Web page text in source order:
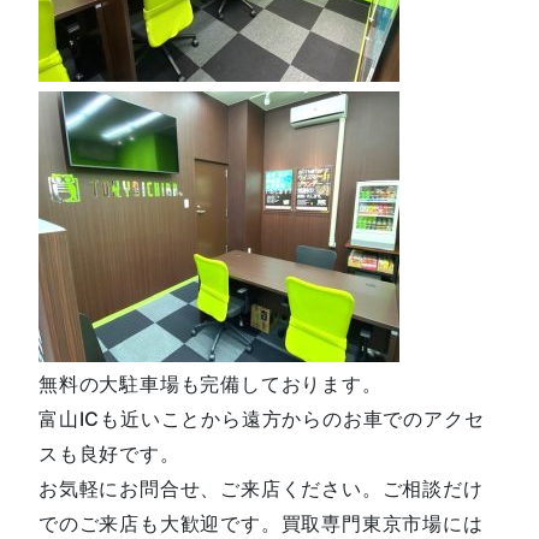
無料の大駐車場も完備しております。
富山ICも近いことから遠方からのお車でのアクセ
スも良好です。
お気軽にお問合せ、ご来店ください。ご相談だけ
でのご来店も大歓迎です。買取専門東京市場には